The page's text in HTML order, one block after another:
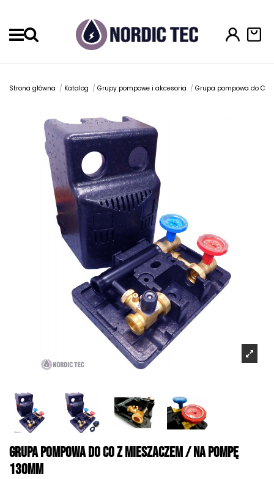
Strona główna Katalog Grupy pompowe i akcesoria Grupa pompowa do
Grupa pompowa do CO z mieszaczem / na pompę
130mm